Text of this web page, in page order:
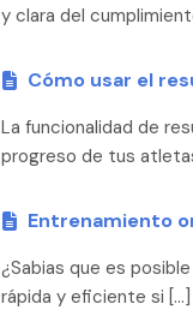
y clara del
Cómo usar el
La funcionalidad de
progreso de tus
Entrenamiento
¿Sabias que es
rápida y eficiente si […]